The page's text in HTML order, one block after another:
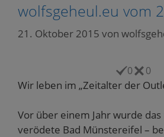
wolfsgeheul.eu vom
21. Oktober 2015 von
0 0
Wir leben im „Zeitalter der
Vor über einem Jahr wurde das
verödete Bad Münstereifel –